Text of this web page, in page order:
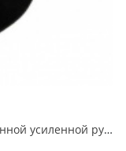
Кельма штукатура КШ STAYER с деревянной усиленной рукояткой